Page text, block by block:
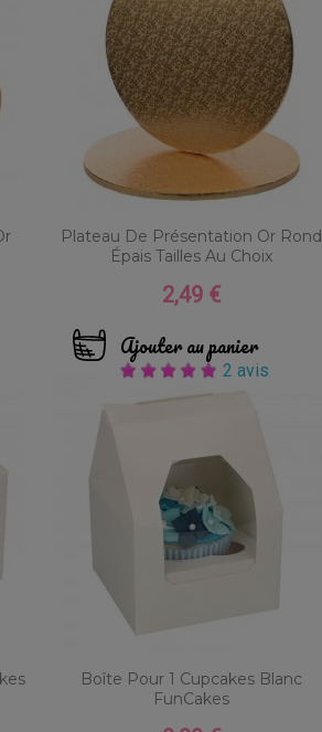
Plateau De Présentation Or Rond
Épais Tailles Au Choix
Prix
2,49 €
Ajouter au panier
2 avis
Boîte Pour 1 Cupcakes Blanc
FunCakes